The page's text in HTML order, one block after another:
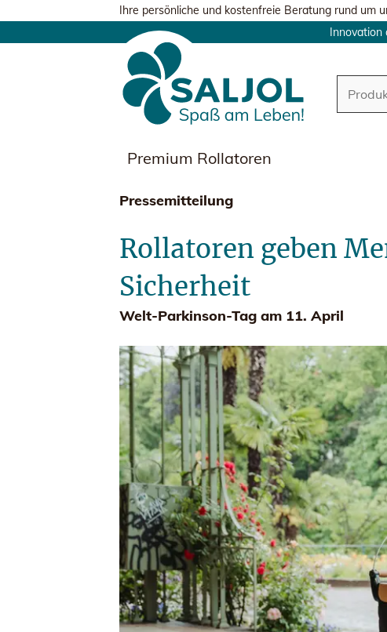
Ihre persönliche und kostenfreie Beratung rund um
Innovation
Premium Rollatoren
Pressemitteilung
Rollatoren geben
Sicherheit
Welt-Parkinson-Tag am 11. April